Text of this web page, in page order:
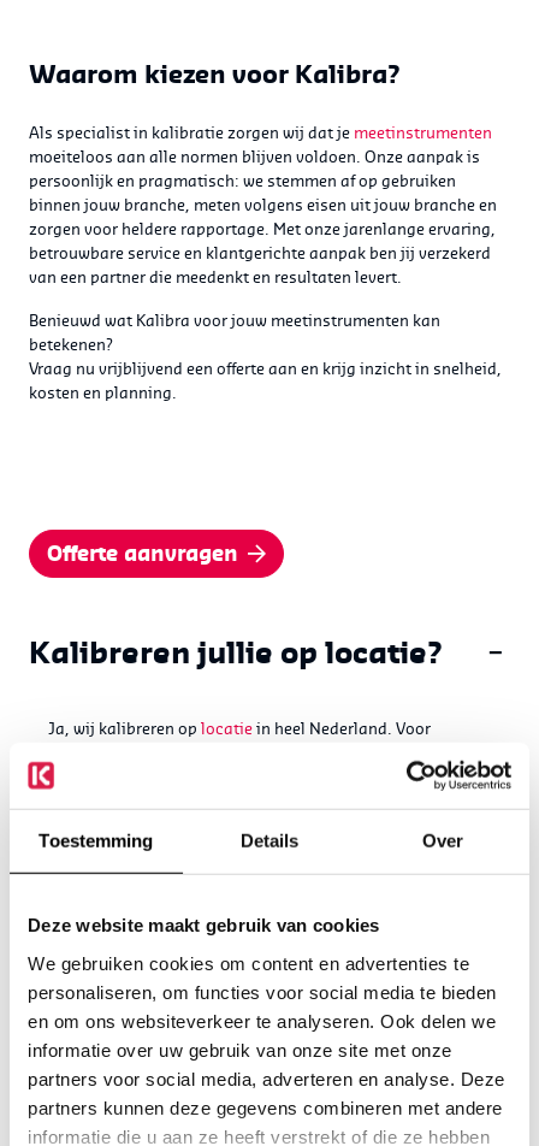
Toestemming Details Over
Deze website maakt gebruik van cookies
We gebruiken cookies om content en advertenties te
personaliseren, om functies voor social media te bieden
en om ons websiteverkeer te analyseren. Ook delen we
informatie over uw gebruik van onze site met onze
partners voor social media, adverteren en analyse. Deze
partners kunnen deze gegevens combineren met andere
informatie die u aan ze heeft verstrekt of die ze hebben
Waarom kiezen voor Kalibra?
Als specialist in kalibratie zorgen wij dat je meetinstrumenten
moeiteloos aan alle normen blijven voldoen. Onze aanpak is
persoonlijk en pragmatisch: we stemmen af op gebruiken
binnen jouw branche, meten volgens eisen uit jouw branche en
zorgen voor heldere rapportage. Met onze jarenlange ervaring,
betrouwbare service en klantgerichte aanpak ben jij verzekerd
van een partner die meedenkt en resultaten levert.
Benieuwd wat Kalibra voor jouw meetinstrumenten kan
betekenen?
Vraag nu vrijblijvend een offerte aan en krijg inzicht in snelheid,
kosten en planning.
Offerte aanvragen
Kalibreren jullie op locatie? −
Ja, wij kalibreren op locatiein heel Nederland. Voor
minimale stilstand of snelle doorlooptijden wilt, komen we
Hoe vaak moet ik
instrumenten laten
kalibreren?
Hoe vaak jemeetinstrumentenlaat kalibreren hangt af van:
Toepassing van het instrument
Frequentie van het gebruik
Wat is kalibreren? +
Kalibreren is het vergelijken van meetwaarden van een